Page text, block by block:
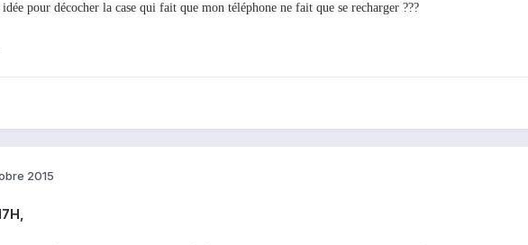
pour décocher la case qui fait que mon téléphone ne fait que se recharger ???
2015